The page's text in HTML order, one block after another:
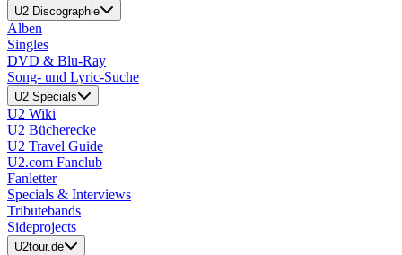
U2 Discographie
Alben
Singles
DVD & Blu-Ray
Song- und Lyric-Suche
U2 Specials
U2 Wiki
U2 Bücherecke
U2 Travel Guide
U2.com Fanclub
Fanletter
Specials & Interviews
Tributebands
Sideprojects
U2tour.de